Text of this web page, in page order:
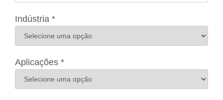
Indústria *
Aplicações *